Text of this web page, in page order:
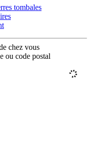
tombales
chez vous
ou code postal